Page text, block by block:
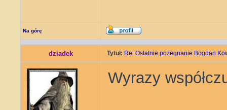
Na górę
dziadek Tytuł: Re: Ostatnie pożegnanie Bogdan
Wyrazy